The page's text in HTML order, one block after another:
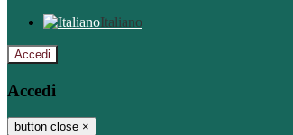
Italiano
Accedi
Accedi
button close ×